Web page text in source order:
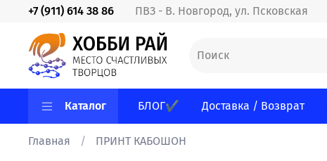
ПВЗ - В. Новгород, ул. Псковская
+7 (911) 614 38 86
Каталог БЛОГ✔ Доставка / Возврат
Главная ПРИНТ КАБОШОН